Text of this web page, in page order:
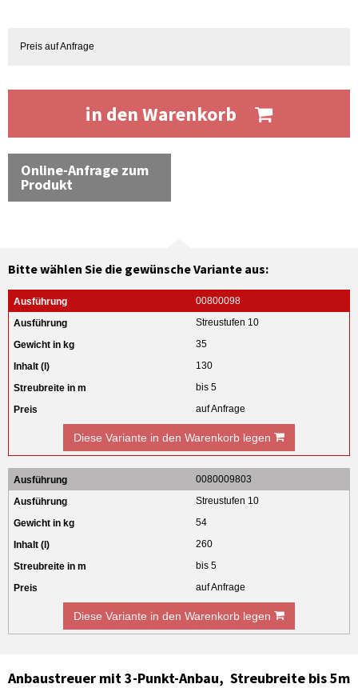
Preis auf Anfrage
in den Warenkorb
Online-Anfrage zum
Produkt
Bitte wählen Sie die gewünsche Variante aus:
00800098
Streustufen 10
35
130
bis 5
auf Anfrage
Diese Variante in den Warenkorb legen
0080009803
Streustufen 10
54
260
bis 5
auf Anfrage
Diese Variante in den Warenkorb legen
Anbaustreuer mit 3-Punkt-Anbau, Streubreite bis 5m